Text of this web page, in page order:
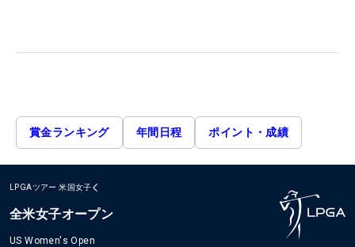
賞金ランキング 年間日程 ポイント・成績
LPGAツアー 米国女子
全米女子オープン
US Women's Open